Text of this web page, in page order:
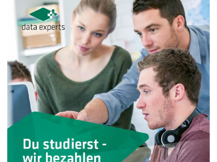
KARRIERE
UNTERNEHMEN
KUNDENBEREICH
KONTAKT
HOTLINES